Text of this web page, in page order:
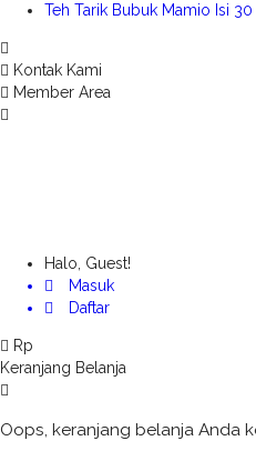
Teh Tarik Bubuk Mamio Isi 30
Kontak Kami
Member Area
Halo, Guest!
Masuk
Daftar
Rp
Keranjang Belanja
Oops, keranjang belanja Anda